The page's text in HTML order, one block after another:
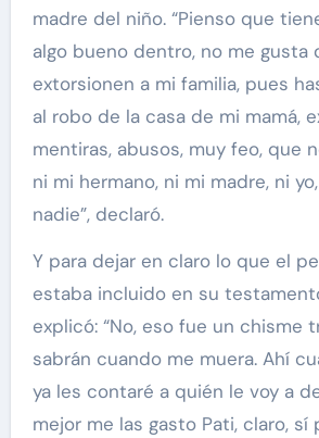
madre del niño. “Pienso que
algo bueno dentro, no me gusta
extorsionen a mi familia, pues
al robo de la casa de mi mamá,
mentiras, abusos, muy feo, que
ni mi hermano, ni mi madre, ni
nadie”, declaró.
Y para dejar en claro lo que el
estaba incluido en su
explicó: “No, eso fue un chisme
sabrán cuando me muera. Ahí
ya les contaré a quién le voy a
mejor me las gasto Pati, claro, sí